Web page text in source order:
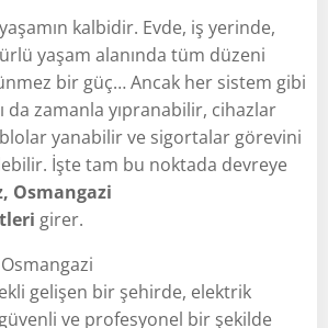
kalbidir. Evde, iş yerinde,
yaşam alanında tüm düzeni
bir güç… Ancak her sistem gibi
da zamanla yıpranabilir, cihazlar
yanabilir ve sigortalar görevini
İşte tam bu noktada devreye
Osmangazi
girer.
gelişen bir şehirde, elektrik
güvenli ve profesyonel bir şekilde